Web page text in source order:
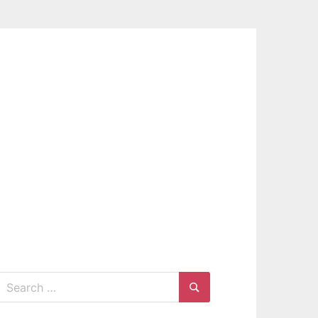
Search
Search